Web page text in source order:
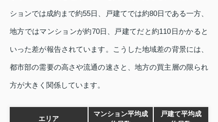
ションでは成約まで約55日、戸建てでは約80日である一方、
地方ではマンションが約70日、戸建てだと約110日かかると
いった差が報告されています。こうした地域差の背景には、
都市部の需要の高さや流通の速さと、地方の買主層の限られ
方が大きく関係しています。
エリア
マンション平均成
戸建て平均成